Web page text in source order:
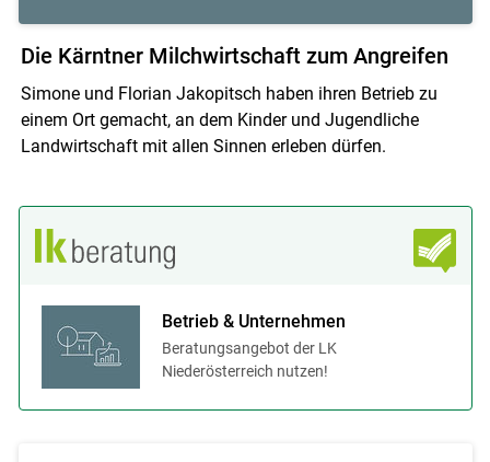
Die Kärntner Milchwirtschaft zum Angreifen
Simone und Florian Jakopitsch haben ihren Betrieb zu
einem Ort gemacht, an dem Kinder und Jugendliche
Landwirtschaft mit allen Sinnen erleben dürfen.
Betrieb & Unternehmen
Beratungsangebot der LK
Niederösterreich nutzen!